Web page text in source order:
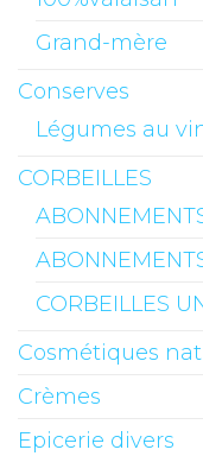
Grand-mère
Conserves
Légumes au
CORBEILLES
CORBEILLES
Cosmétiques
Crèmes
Epicerie divers